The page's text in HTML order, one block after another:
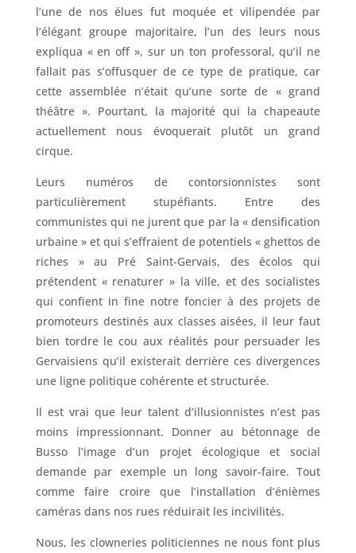
l’une de nos élues fut moquée et vilipendée par
l’élégant groupe majoritaire, l’un des leurs nous
expliqua « en off », sur un ton professoral, qu’il ne
fallait pas s’offusquer de ce type de pratique, car
cette assemblée n’était qu’une sorte de « grand
théâtre ». Pourtant, la majorité qui la chapeaute
actuellement nous évoquerait plutôt un grand
cirque.
Leurs numéros de contorsionnistes sont
particulièrement stupéfiants. Entre des
communistes qui ne jurent que par la « densification
urbaine » et qui s’effraient de potentiels « ghettos de
riches » au Pré Saint-Gervais, des écolos qui
prétendent « renaturer » la ville, et des socialistes
qui confient in fine notre foncier à des projets de
promoteurs destinés aux classes aisées, il leur faut
bien tordre le cou aux réalités pour persuader les
Gervaisiens qu’il existerait derrière ces divergences
une ligne politique cohérente et structurée.
Il est vrai que leur talent d’illusionnistes n’est pas
moins impressionnant. Donner au bétonnage de
Busso l’image d’un projet écologique et social
demande par exemple un long savoir-faire. Tout
comme faire croire que l’installation d’énièmes
caméras dans nos rues réduirait les incivilités.
Nous, les clowneries politiciennes ne nous font plus